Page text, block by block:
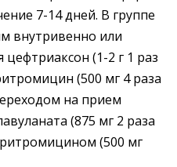
7-14 дней. В группе
внутривенно или
(1-2 г 1 раз
(500 мг 4 раза
на прием
(875 мг 2 раза
(500 мг